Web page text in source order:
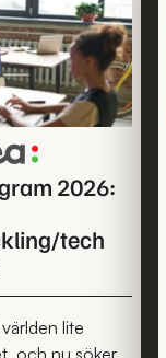
stort
kliv
in
i
arbetslivet
och
få
ett
försprång
din
karriär
2026:
tech
lite
och nu söker